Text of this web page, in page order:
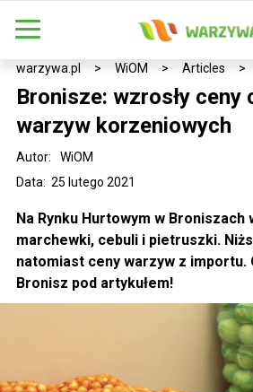
warzywa.pl > WiOM > Articles >
Bronisze: wzrosły ceny
warzyw korzeniowych
Data: 25 lutego 2021
Autor: WiOM
Na Rynku Hurtowym w Broniszach
marchewki, cebuli i pietruszki.
natomiast ceny warzyw z importu.
Bronisz pod artykułem!